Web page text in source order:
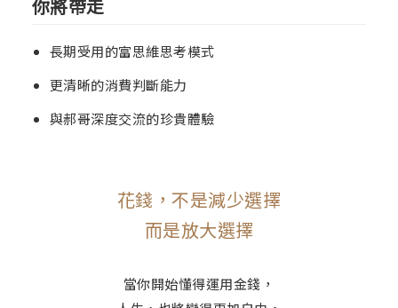
你將帶走
長期受用的富思維思考模式
更清晰的消費判斷能力
與郝哥深度交流的珍貴體驗
花錢，不是減少選擇
而是放大選擇
當你開始懂得運用金錢，